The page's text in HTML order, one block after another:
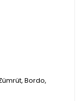
Bordo,